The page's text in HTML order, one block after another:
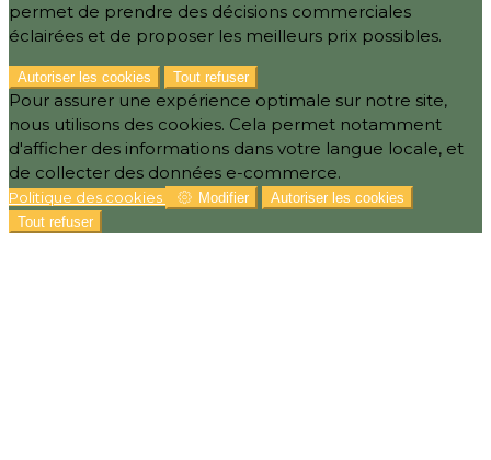
permet de prendre des décisions commerciales
éclairées et de proposer les meilleurs prix possibles.
Autoriser les cookies Tout refuser
Pour assurer une expérience optimale sur notre site,
nous utilisons des cookies. Cela permet notamment
d'afficher des informations dans votre langue locale, et
de collecter des données e-commerce.
Politique des cookies Modifier
Autoriser les cookies
Tout refuser